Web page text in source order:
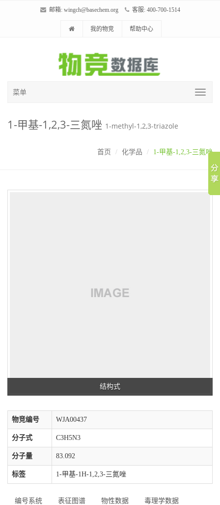
邮箱: wingch@basechem.org 客服: 400-700-1514
我的物竞 帮助中心
菜单
1-甲基-1,2,3-三氮唑 1-methyl-1,2,3-triazole
首页 化学品 1-甲基-1,2,3-三氮唑
结构式
物竞编号 WJA00437
分子式 C3H5N3
分子量 83.092
标签 1-甲基-1H-1,2,3-三氮唑
编号系统 表征图谱 物性数据
毒理学数据